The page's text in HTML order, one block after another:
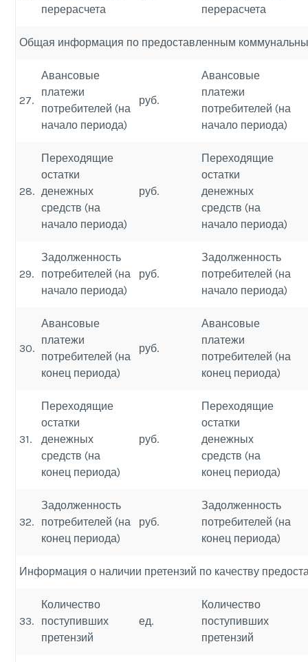
перерасчета
перерасчета
Общая информация по предоставленным
27.
Авансовые
платежи
потребителей (на
начало периода)
руб.
Авансовые
платежи
потребителей (на
начало периода)
28.
Переходящие
остатки
денежных
средств (на
начало периода)
руб.
Переходящие
остатки
денежных
средств (на
начало периода)
29.
Задолженность
потребителей (на
начало периода)
руб.
Задолженность
потребителей (на
начало периода)
30.
Авансовые
платежи
потребителей (на
конец периода)
руб.
Авансовые
платежи
потребителей (на
конец периода)
31.
Переходящие
остатки
денежных
средств (на
конец периода)
руб.
Переходящие
остатки
денежных
средств (на
конец периода)
32.
Задолженность
потребителей (на
конец периода)
руб.
Задолженность
потребителей (на
конец периода)
Информация о наличии претензий по качеству
33.
Количество
поступивших
претензий
ед.
Количество
поступивших
претензий